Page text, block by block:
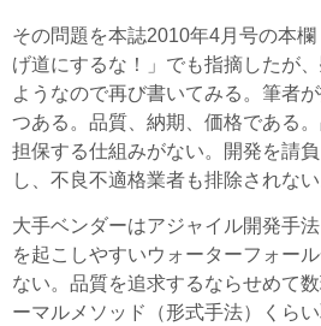
その問題を本誌2010年4月号の本
げ道にするな！」でも指摘したが
ようなので再び書いてみる。筆者
つある。品質、納期、価格である
担保する仕組みがない。開発を請
し、不良不適格業者も排除されない
大手ベンダーはアジャイル開発手
を起こしやすいウォーターフォー
ない。品質を追求するならせめて
ーマルメソッド（形式手法）くら